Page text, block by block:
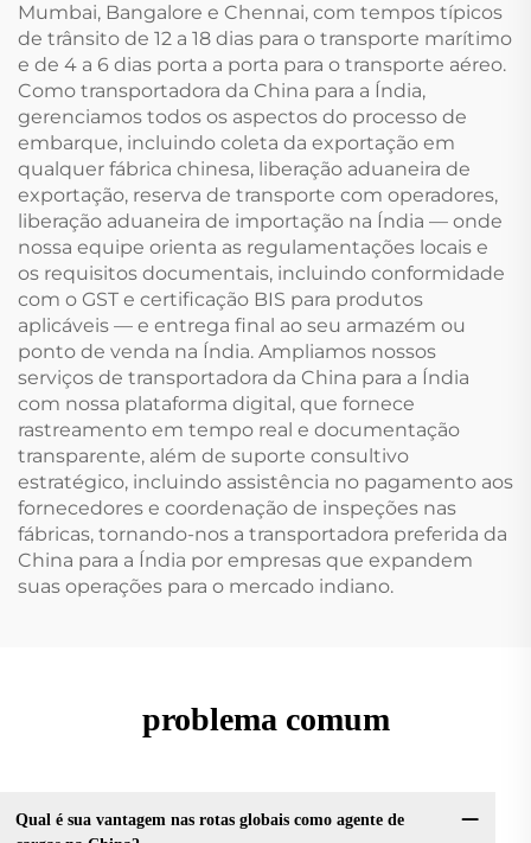
Mumbai, Bangalore e Chennai, com tempos típicos
de trânsito de 12 a 18 dias para o transporte marítimo
e de 4 a 6 dias porta a porta para o transporte aéreo.
Como transportadora da China para a Índia,
gerenciamos todos os aspectos do processo de
embarque, incluindo coleta da exportação em
qualquer fábrica chinesa, liberação aduaneira de
exportação, reserva de transporte com operadores,
liberação aduaneira de importação na Índia — onde
nossa equipe orienta as regulamentações locais e
os requisitos documentais, incluindo conformidade
com o GST e certificação BIS para produtos
aplicáveis — e entrega final ao seu armazém ou
ponto de venda na Índia. Ampliamos nossos
serviços de transportadora da China para a Índia
com nossa plataforma digital, que fornece
rastreamento em tempo real e documentação
transparente, além de suporte consultivo
estratégico, incluindo assistência no pagamento aos
fornecedores e coordenação de inspeções nas
fábricas, tornando-nos a transportadora preferida da
China para a Índia por empresas que expandem
suas operações para o mercado indiano.
problema comum
Qual é sua vantagem nas rotas globais como agente de